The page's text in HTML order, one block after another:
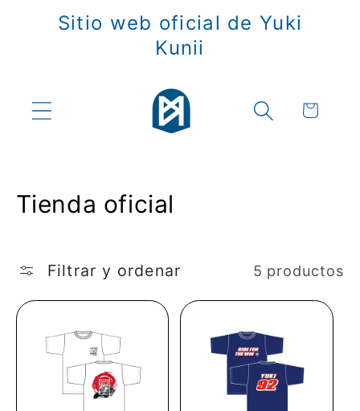
directamente
Sitio web oficial de Yuki
Kunii
Carrito
C
l
e
c
Tienda oficial
Filtrar y ordenar 5 productos